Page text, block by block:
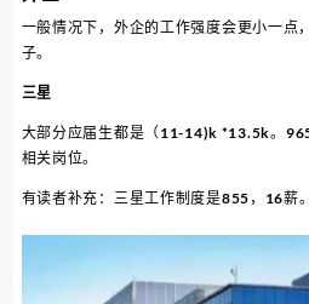
一般情况下，外企的工作强度会更小一点
子。
三星
大部分应届生都是（11-14)k *13.5k。
相关岗位。
有读者补充：三星工作制度是855，16薪